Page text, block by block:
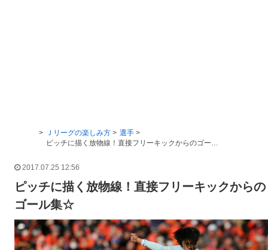
Ｊリーグ TOP
Ｊリーグの楽しみ方
選手
2017.07.25 12:56
ピッチに描く放物線！直接フリーキックからの
ゴール集☆